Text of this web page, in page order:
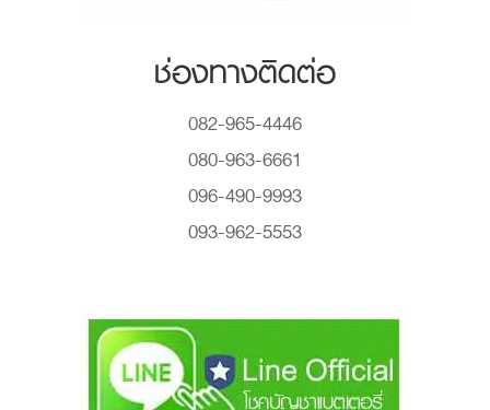
ช่องทางติดต่อ
082-965-4446
080-963-6661
096-490-9993
093-962-5553